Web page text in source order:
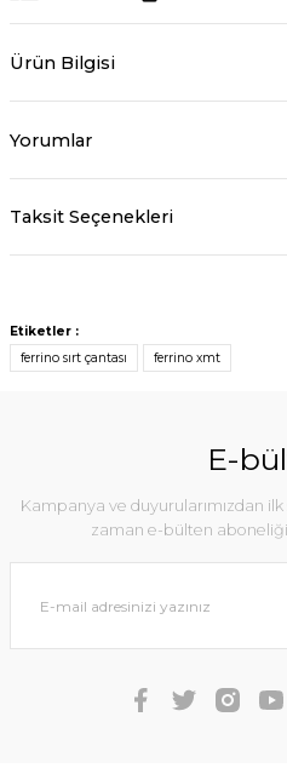
Ürün Bilgisi
Yorumlar
Taksit Seçenekleri
Etiketler :
ferrino sırt çantası
ferrino xmt
E-
Kampanya ve duyurularımızdan
zaman e-bülten